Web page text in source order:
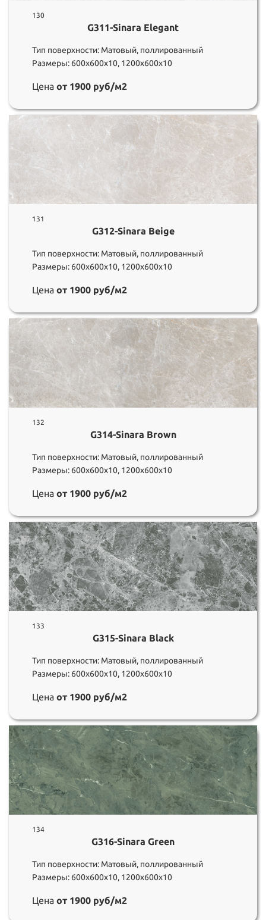
130
G311-Sinara Elegant
Тип поверхности: Матовый, поллированный
Размеры: 600х600х10, 1200х600х10
Цена от 1900 руб/м2
131
G312-Sinara Beige
Тип поверхности: Матовый, поллированный
Размеры: 600х600х10, 1200х600х10
Цена от 1900 руб/м2
132
G314-Sinara Brown
Тип поверхности: Матовый, поллированный
Размеры: 600х600х10, 1200х600х10
Цена от 1900 руб/м2
133
G315-Sinara Black
Тип поверхности: Матовый, поллированный
Размеры: 600х600х10, 1200х600х10
Цена от 1900 руб/м2
134
G316-Sinara Green
Тип поверхности: Матовый, поллированный
Размеры: 600х600х10, 1200х600х10
Цена от 1900 руб/м2